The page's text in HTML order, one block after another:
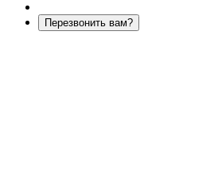
Перезвонить вам?